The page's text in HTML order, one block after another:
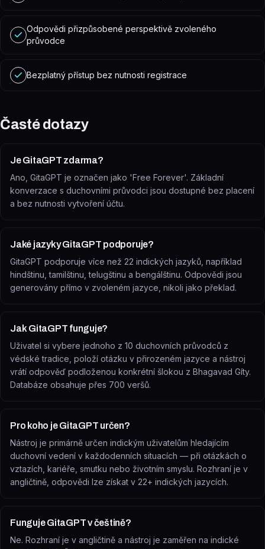
Odpovědi přizpůsobené perspektivě zvoleného
průvodce
Bezplatný přístup bez nutnosti registrace
Časté dotazy
Je GitaGPT zdarma?
Ano, GitaGPT je označen jako 'Free Forever'. Základní
konverzace s duchovními průvodci jsou dostupné bez placení
a bez nutnosti vytvoření účtu.
Jaké jazyky GitaGPT podporuje?
GitaGPT podporuje více než 22 indických jazyků, například
hindštinu, tamilštinu, telugštinu a bengálštinu. Odpovědi jsou
generovány přímo v zvoleném jazyce, nikoli jako překlad.
Jak GitaGPT funguje?
Uživatel si vybere jednoho z 10 duchovních průvodců z
védské tradice, položí otázku v přirozeném jazyce a nástroj
vrátí odpověď podloženou konkrétní šlokou z Bhagavad Gíty.
Databáze obsahuje přes 700 veršů.
Pro koho je GitaGPT určen?
Nástroj je primárně určen indickým uživatelům hledajícím
duchovní vedení v každodenních situacích — při otázkách o
vztazích, kariéře, smutku nebo životním smyslu. Rozhraní je v
angličtině, odpovědi lze získat v 22+ indických jazycích.
Funguje GitaGPT v češtině?
Ne. Rozhraní je v angličtině a nástroj je zaměřen na indické